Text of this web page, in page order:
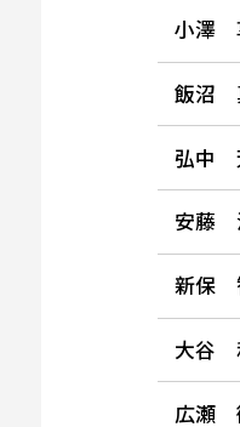
小澤
飯沼
弘中
安藤
新保
大谷
広瀬